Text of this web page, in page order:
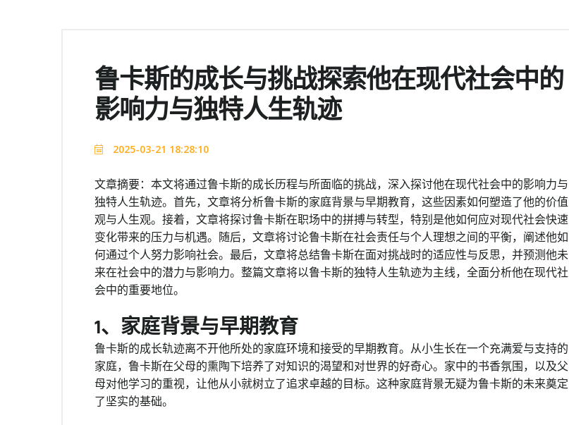
鲁卡斯的成长与挑战探索他在现代社会中的
影响力与独特人生轨迹
2025-03-21 18:28:10
文章摘要：本文将通过鲁卡斯的成长历程与所面临的挑战，深入探讨他在现代社会中的影响力与
独特人生轨迹。首先，文章将分析鲁卡斯的家庭背景与早期教育，这些因素如何塑造了他的价值
观与人生观。接着，文章将探讨鲁卡斯在职场中的拼搏与转型，特别是他如何应对现代社会快速
变化带来的压力与机遇。随后，文章将讨论鲁卡斯在社会责任与个人理想之间的平衡，阐述他如
何通过个人努力影响社会。最后，文章将总结鲁卡斯在面对挑战时的适应性与反思，并预测他未
来在社会中的潜力与影响力。整篇文章将以鲁卡斯的独特人生轨迹为主线，全面分析他在现代社
会中的重要地位。
1、家庭背景与早期教育
鲁卡斯的成长轨迹离不开他所处的家庭环境和接受的早期教育。从小生长在一个充满爱与支持的
家庭，鲁卡斯在父母的熏陶下培养了对知识的渴望和对世界的好奇心。家中的书香氛围，以及父
母对他学习的重视，让他从小就树立了追求卓越的目标。这种家庭背景无疑为鲁卡斯的未来奠定
了坚实的基础。